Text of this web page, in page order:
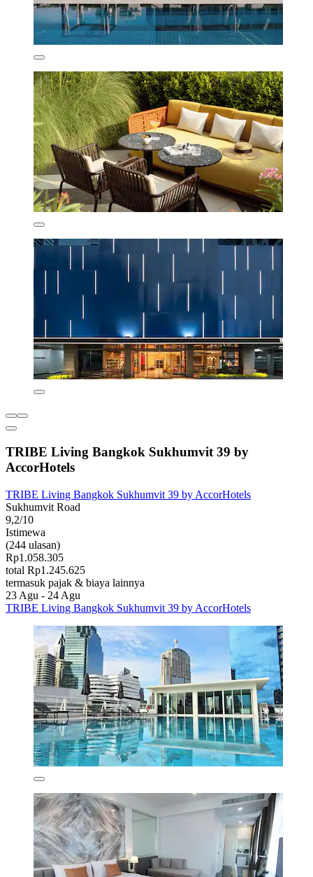
TRIBE Living Bangkok Sukhumvit 39 by
AccorHotels
TRIBE Living Bangkok Sukhumvit 39 by AccorHotels
Sukhumvit Road
9,2/10
Istimewa
(244 ulasan)
Rp1.058.305
total Rp1.245.625
termasuk pajak & biaya lainnya
23 Agu - 24 Agu
TRIBE Living Bangkok Sukhumvit 39 by AccorHotels